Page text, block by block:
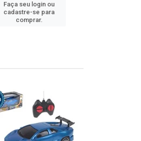
Faça seu login ou
cadastre-se para
comprar.